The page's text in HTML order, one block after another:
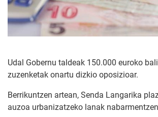
Udal Gobernu taldeak 150.000 euroko
zuzenketak onartu dizkio oposizioar.
Berrikuntzen artean, Senda Langarika
auzoa urbanizatzeko lanak